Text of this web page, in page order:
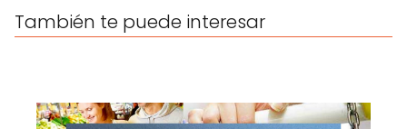
También te puede interesar